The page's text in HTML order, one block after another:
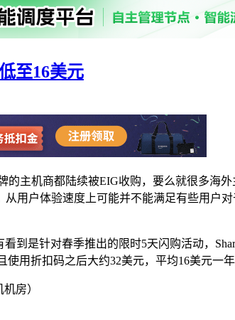
至16美元
主机商都陆续被EIG收购，要么就很多海
用户体验速度上可能并不能满足有些用户
是针对春季推出的限时5天闪购活动，
用折扣码之后大约32美元，平均16美元一年
房）